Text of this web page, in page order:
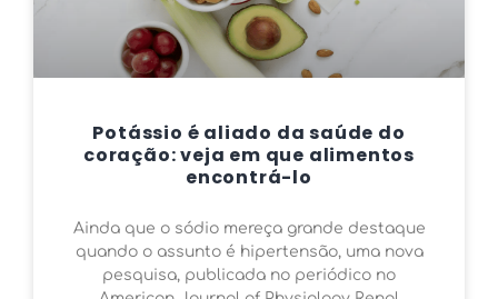
Potássio é aliado da saúde do
coração: veja em que alimentos
encontrá-lo
Ainda que o sódio mereça grande destaque
quando o assunto é hipertensão, uma nova
pesquisa, publicada no periódico no